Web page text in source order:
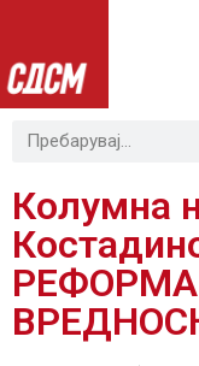
Колумна